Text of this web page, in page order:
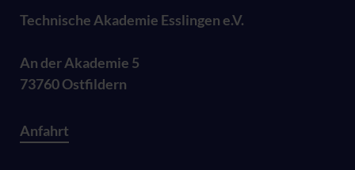
Technische Akademie Esslingen e.V.
An der Akademie 5
73760 Ostfildern
Anfahrt